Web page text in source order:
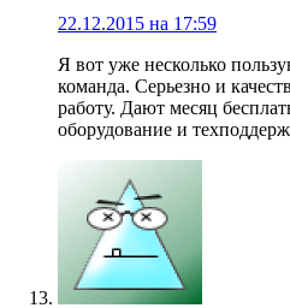
22.12.2015 на 17:59
Я вот уже несколько
команда. Серьезно и
работу. Дают месяц
оборудование и